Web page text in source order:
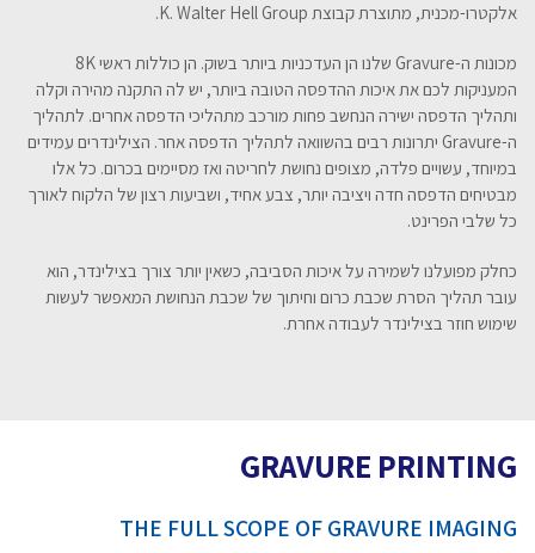
אלקטרו-מכנית, מתוצרת קבוצת K. Walter Hell Group.
מכונות ה-Gravure שלנו הן העדכניות ביותר בשוק. הן כוללות ראשי 8K
המעניקות לכם את איכות ההדפסה הטובה ביותר, יש לה התקנה מהירה וקלה
ותהליך הדפסה ישירה הנחשב פחות מורכב מתהליכי הדפסה אחרים. לתהליך
ה-Gravure יתרונות רבים בהשוואה לתהליך הדפסה אחר. הצילינדרים עמידים
במיוחד, עשויים פלדה, מצופים נחושת לחריטה ואז מסיימים בכרום. כל אלו
מבטיחים הדפסה חדה ויציבה יותר, צבע אחיד, ושביעות רצון של הלקוח לאורך
כל שלבי הפרינט.
כחלק מפועלנו לשמירה על איכות הסביבה, כשאין יותר צורך בצילינדר, הוא
עובר תהליך הסרת שכבת כרום וחיתוך של שכבת הנחושת המאפשר לעשות
שימוש חוזר בצילינדר לעבודה אחרת.
GRAVURE PRINTING
THE FULL SCOPE OF GRAVURE IMAGING